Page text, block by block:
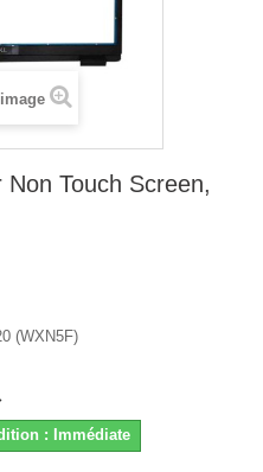
Touch Screen,
(WXN5F)
: Immédiate